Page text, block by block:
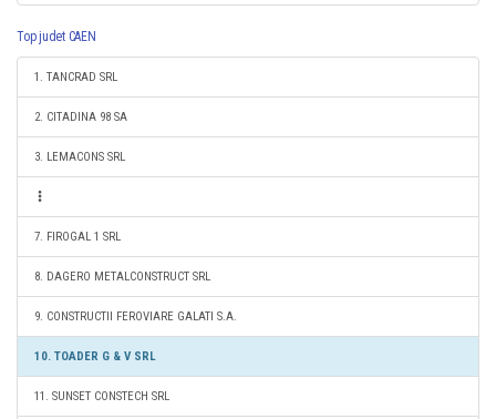
Top judet CAEN
1. TANCRAD SRL
2. CITADINA 98 SA
3. LEMACONS SRL
7. FIROGAL 1 SRL
8. DAGERO METALCONSTRUCT SRL
9. CONSTRUCTII FEROVIARE GALATI S.A.
10. TOADER G & V SRL
11. SUNSET CONSTECH SRL